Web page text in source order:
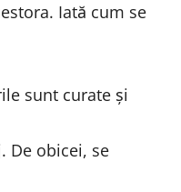
Iată cum se
sunt curate și
De obicei, se